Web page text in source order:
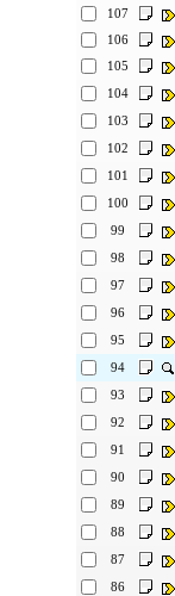
107
106
105
104
103
102
101
100
99
98
97
96
95
94
93
92
91
90
89
88
87
86